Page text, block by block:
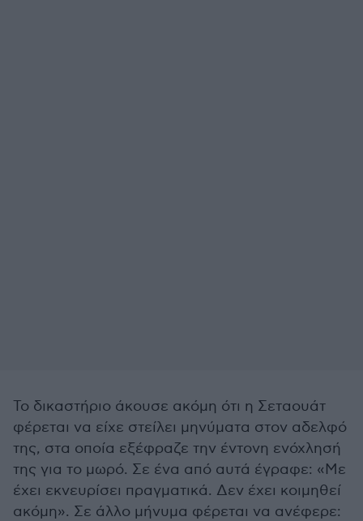
Το δικαστήριο άκουσε ακόμη ότι η Σεταουάτ
φέρεται να είχε στείλει μηνύματα στον αδελφό
της, στα οποία εξέφραζε την έντονη ενόχλησή
της για το μωρό. Σε ένα από αυτά έγραφε: «Με
έχει εκνευρίσει πραγματικά. Δεν έχει κοιμηθεί
ακόμη». Σε άλλο μήνυμα φέρεται να ανέφερε: